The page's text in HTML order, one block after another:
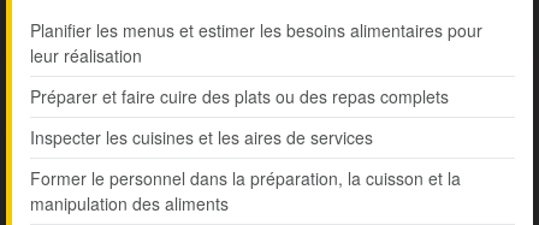
Planifier les menus et estimer les besoins alimentaires pour
leur réalisation
Préparer et faire cuire des plats ou des repas complets
Inspecter les cuisines et les aires de services
Former le personnel dans la préparation, la cuisson et la
manipulation des aliments